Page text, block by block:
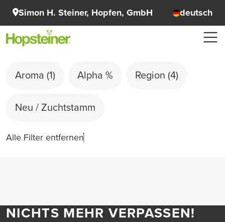
Simon H. Steiner, Hopfen, GmbH deutsch
Aroma (1) Alpha % Region (4)
Neu / Zuchtstamm
Alle Filter entfernen
NICHTS MEHR VERPASSEN!